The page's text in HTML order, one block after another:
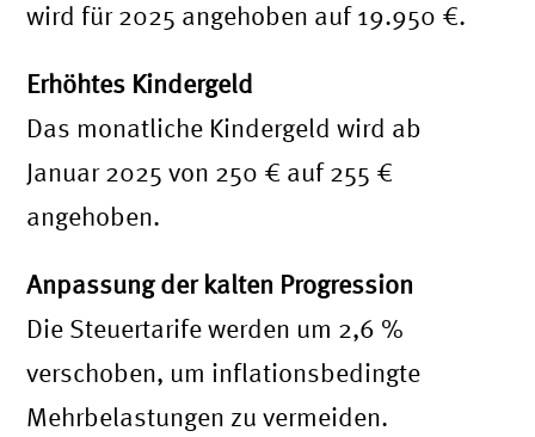
wird für 2025 angehoben auf 19.950 €.
Erhöhtes Kindergeld
Das monatliche Kindergeld wird ab
Januar 2025 von 250 € auf 255 €
angehoben.
Anpassung der kalten Progression
Die Steuertarife werden um 2,6 %
verschoben, um inflationsbedingte
Mehrbelastungen zu vermeiden.